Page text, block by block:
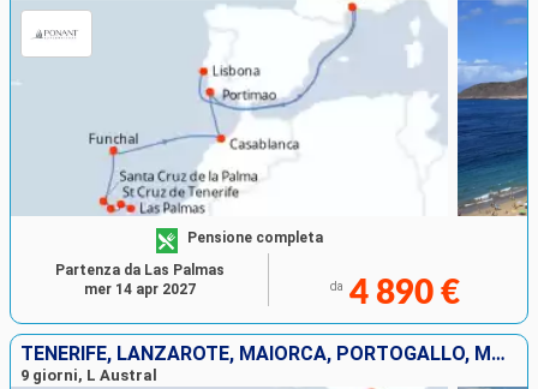
Pensione completa
da 4 890 €
Partenza da Las Palmas
mer 14 apr 2027
TENERIFE, LANZAROTE, MAIORCA, PORTOGALLO, MAROCCO, SPAGNA
9 giorni, L Austral